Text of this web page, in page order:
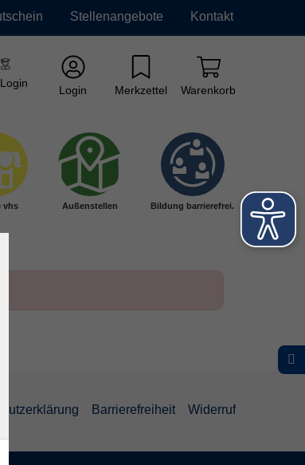
Stellenangebote Kontakt
Login Merkzettel Warenkorb
vhs Außenstellen Bildung barrierefrei.
Barrierefreiheit Widerruf